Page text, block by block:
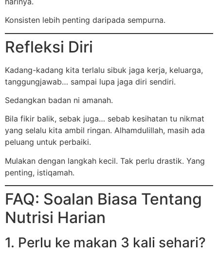
Konsisten lebih penting daripada sempurna.
Refleksi Diri
Kadang-kadang kita terlalu sibuk jaga kerja, keluarga,
tanggungjawab… sampai lupa jaga diri sendiri.
Sedangkan badan ni amanah.
Bila fikir balik, sebak juga… sebab kesihatan tu nikmat
yang selalu kita ambil ringan. Alhamdulillah, masih ada
peluang untuk perbaiki.
Mulakan dengan langkah kecil. Tak perlu drastik. Yang
penting, istiqamah.
FAQ: Soalan Biasa Tentang
Nutrisi Harian
1. Perlu ke makan 3 kali sehari?